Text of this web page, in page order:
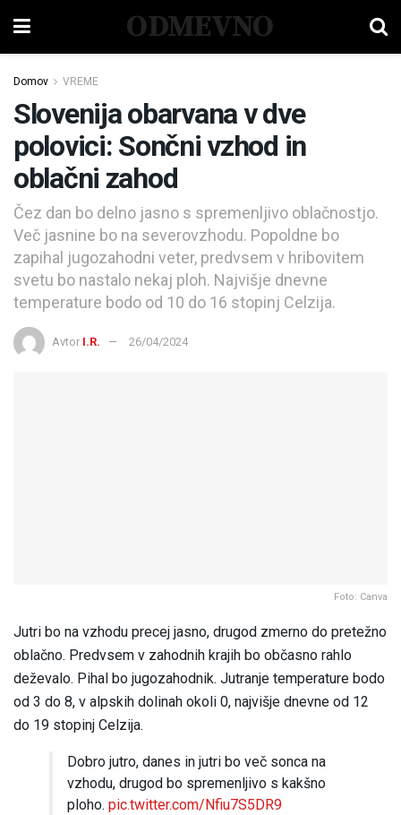
ODMEVNO
Domov VREME
Slovenija obarvana v dve
polovici: Sončni vzhod in
oblačni zahod
Čez dan bo delno jasno s spremenljivo oblačnostjo.
Več jasnine bo na severovzhodu. Popoldne bo
zapihal jugozahodni veter, predvsem v hribovitem
svetu bo nastalo nekaj ploh. Najvišje dnevne
temperature bodo od 10 do 16 stopinj Celzija.
Avtor I.R. 26/04/2024
Foto: Canva
Jutri bo na vzhodu precej jasno, drugod zmerno do pretežno
oblačno. Predvsem v zahodnih krajih bo občasno rahlo
deževalo. Pihal bo jugozahodnik. Jutranje temperature bodo
od 3 do 8, v alpskih dolinah okoli 0, najvišje dnevne od 12
do 19 stopinj Celzija.
Dobro jutro, danes in jutri bo več sonca na
vzhodu, drugod bo spremenljivo s kakšno
ploho. pic.twitter.com/Nfiu7S5DR9